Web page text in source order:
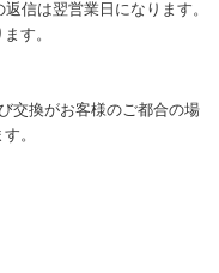
信は翌営業日になります。
す。
交換がお客様のご都合の場
。